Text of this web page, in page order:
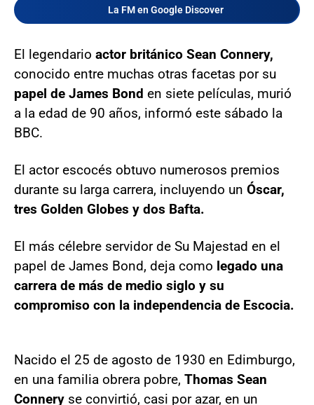
La FM en Google Discover
El legendario actor británico Sean Connery,
conocido entre muchas otras facetas por su
papel de James Bond en siete películas, murió
a la edad de 90 años, informó este sábado la
BBC.
El actor escocés obtuvo numerosos premios
durante su larga carrera, incluyendo un Óscar,
tres Golden Globes y dos Bafta.
El más célebre servidor de Su Majestad en el
papel de James Bond, deja como legado una
carrera de más de medio siglo y su
compromiso con la independencia de Escocia.
Nacido el 25 de agosto de 1930 en Edimburgo,
en una familia obrera pobre, Thomas Sean
Connery se convirtió, casi por azar, en un